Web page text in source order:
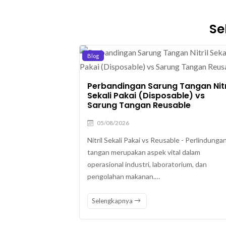
Blog
Perbandingan Sarung Tangan
Sekali Pakai (Disposable) vs
Sarung Tangan Reusable
05/08/2026
Nitril Sekali Pakai vs Reusable -
tangan merupakan aspek vital dalam
operasional industri, laboratorium, dan
pengolahan makanan.…
Selengkapnya